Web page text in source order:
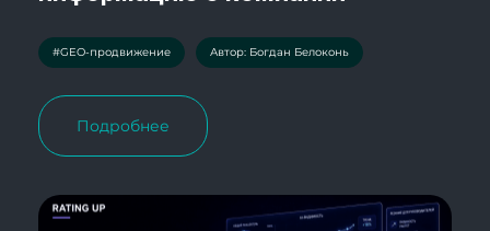
#GEO-продвижение Автор: Богдан Белоконь
Подробнее